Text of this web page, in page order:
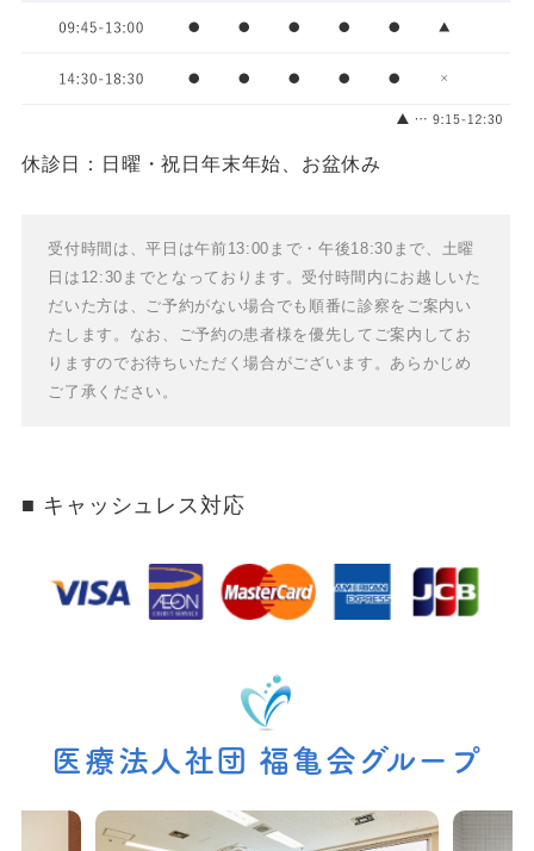
休診日：日曜・祝日 年末年始、お盆休み
受付時間は、平日は午前13:00まで・午後18:30まで、土曜
日は12:30までとなっております。受付時間内にお越しいた
だいた方は、ご予約がない場合でも順番に診察をご案内い
たします。 なお、ご予約の患者様を優先してご案内してお
りますのでお待ちいただく場合がございます。あらかじめ
ご了承ください。
キャッシュレス対応
医療法人社団 福亀会グループ